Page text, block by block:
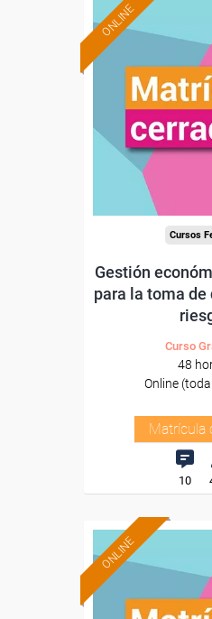
ONLINE
Cursos
Gestión
para la toma
Curso
48
Online
Matrícula
10
ONLINE